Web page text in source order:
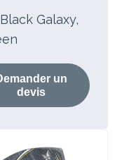
Galaxy,
un
devis